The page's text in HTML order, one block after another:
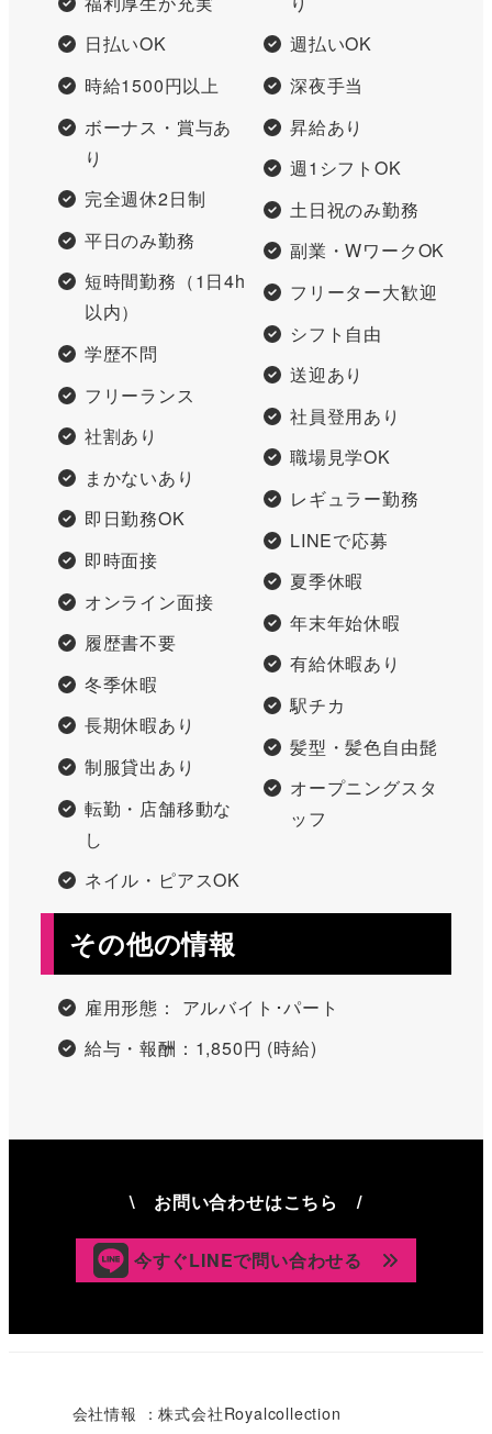
日払いOK
時給1500円以上
ボーナス・賞与あ
り
完全週休2日制
平日のみ勤務
短時間勤務（1日4h
以内）
学歴不問
フリーランス
社割あり
まかないあり
即日勤務OK
即時面接
オンライン面接
履歴書不要
冬季休暇
長期休暇あり
制服貸出あり
転勤・店舗移動な
し
ネイル・ピアスOK
週払いOK
深夜手当
昇給あり
週1シフトOK
土日祝のみ勤務
副業・WワークOK
フリーター大歓迎
シフト自由
送迎あり
社員登用あり
職場見学OK
レギュラー勤務
LINEで応募
夏季休暇
年末年始休暇
有給休暇あり
駅チカ
髪型・髪色自由髭
オープニングスタ
ッフ
その他の情報
雇用形態： アルバイト･パート
給与・報酬：1,850円 (時給)
\ お問い合わせはこちら /
今すぐLINEで問い合わせる
会社情報 ：株式会社Royalcollection